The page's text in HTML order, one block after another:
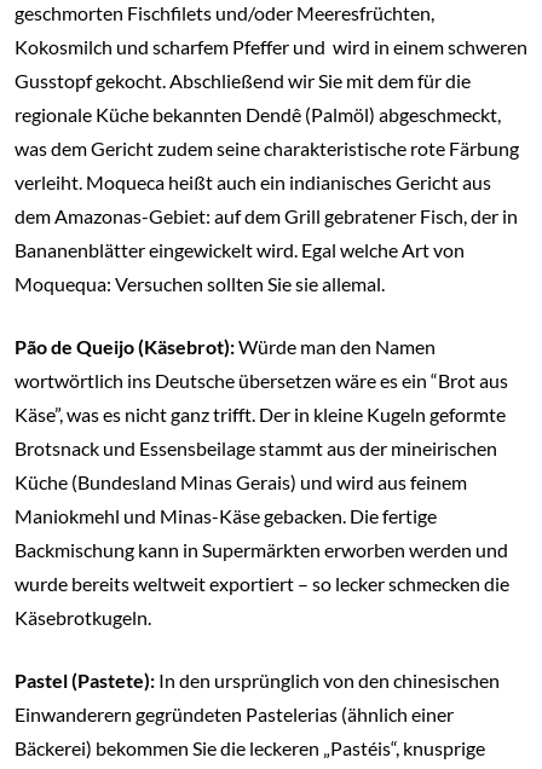
geschmorten Fischfilets und/oder Meeresfrüchten,
Kokosmilch und scharfem Pfeffer und wird in einem schweren
Gusstopf gekocht. Abschließend wir Sie mit dem für die
regionale Küche bekannten Dendê (Palmöl) abgeschmeckt,
was dem Gericht zudem seine charakteristische rote Färbung
verleiht. Moqueca heißt auch ein indianisches Gericht aus
dem Amazonas-Gebiet: auf dem Grill gebratener Fisch, der in
Bananenblätter eingewickelt wird. Egal welche Art von
Moquequa: Versuchen sollten Sie sie allemal.
Pão de Queijo (Käsebrot):Würde man den Namen
wortwörtlich ins Deutsche übersetzen wäre es ein “Brot aus
Käse”, was es nicht ganz trifft. Der in kleine Kugeln geformte
Brotsnack und Essensbeilage stammt aus der mineirischen
Küche (Bundesland Minas Gerais) und wird aus feinem
Maniokmehl und Minas-Käse gebacken. Die fertige
Backmischung kann in Supermärkten erworben werden und
wurde bereits weltweit exportiert – so lecker schmecken die
Käsebrotkugeln.
Pastel (Pastete): In den ursprünglich von den chinesischen
Einwanderern gegründeten Pastelerias (ähnlich einer
Bäckerei) bekommen Sie die leckeren „Pastéis“, knusprige